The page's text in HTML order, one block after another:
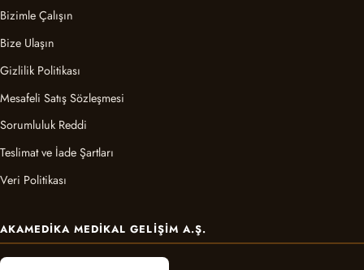
Bizimle Çalışın
Bize Ulaşın
Gizlilik Politikası
Mesafeli Satış Sözleşmesi
Sorumluluk Reddi
Teslimat ve İade Şartları
Veri Politikası
AKAMEDIKA MEDIKAL GELIŞIM A.Ş.